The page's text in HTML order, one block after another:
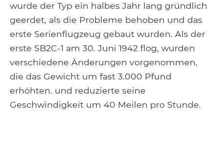
wurde der Typ ein halbes Jahr lang gründlich
geerdet, als die Probleme behoben und das
erste Serienflugzeug gebaut wurden. Als der
erste SB2C-1 am 30. Juni 1942 flog, wurden
verschiedene Änderungen vorgenommen,
die das Gewicht um fast 3.000 Pfund
erhöhten. und reduzierte seine
Geschwindigkeit um 40 Meilen pro Stunde.